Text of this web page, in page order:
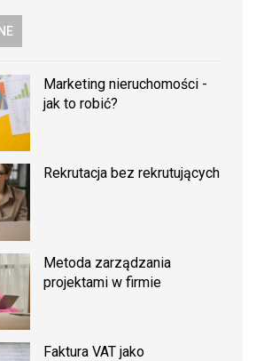
Marketing nieruchomości -
jak to robić?
Rekrutacja bez rekrutujących
Metoda zarządzania
projektami w firmie
Faktura VAT jako